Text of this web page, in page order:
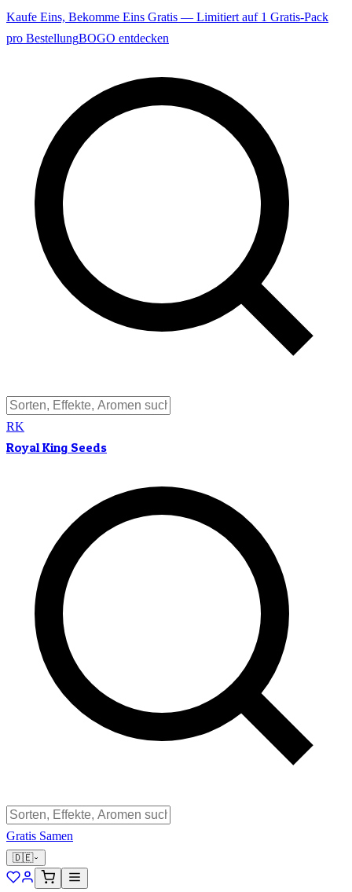
Kaufe Eins, Bekomme Eins Gratis — Limitiert auf 1 Gratis-Pack
pro BestellungBOGO entdecken
RK
Royal King Seeds
Gratis Samen
🇩🇪